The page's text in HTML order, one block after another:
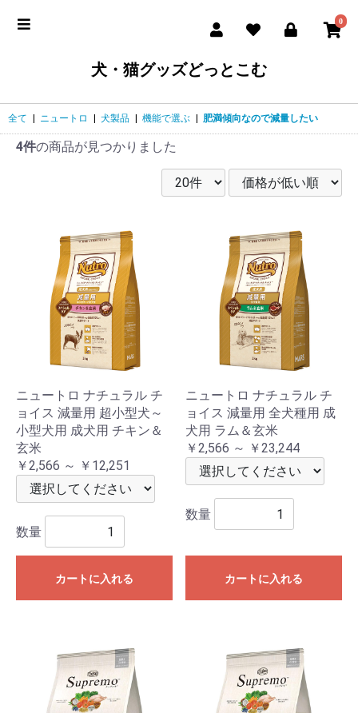
0
犬・猫グッズどっとこむ
全て ニュートロ 犬製品 機能で選ぶ 肥満傾向なので減量したい
4件の商品が見つかりました
ニュートロ ナチュラル チ
ョイス 減量用 超小型犬～
小型犬用 成犬用 チキン＆
玄米
￥2,566 ～ ￥12,251
数量
カートに入れる
ニュートロ ナチュラル チ
ョイス 減量用 全犬種用 成
犬用 ラム＆玄米
￥2,566 ～ ￥23,244
数量
カートに入れる